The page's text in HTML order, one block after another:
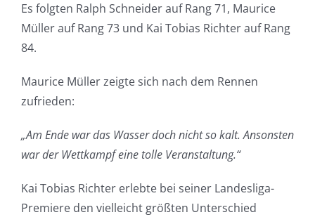
Es folgten Ralph Schneider auf Rang 71, Maurice
Müller auf Rang 73 und Kai Tobias Richter auf Rang
84.
Maurice Müller zeigte sich nach dem Rennen
zufrieden:
„Am Ende war das Wasser doch nicht so kalt. Ansonsten
war der Wettkampf eine tolle Veranstaltung.“
Kai Tobias Richter erlebte bei seiner Landesliga-
Premiere den vielleicht größten Unterschied